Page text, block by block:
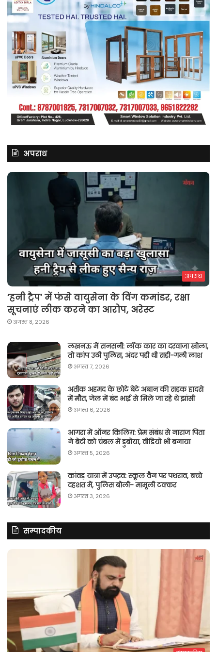
अपराध
अपराध
‘हनी ट्रैप’ में फंसे वायुसेना के विंग कमांडर, रक्षा
सूचनाएं लीक करने का आरोप, अरेस्ट
अगस्त 8, 2026
लखनऊ में सनसनी: लॉक कार का दरवाजा खोला,
तो कांप उठी पुलिस, अंदर पड़ी थी सड़ी-गली लाश
अगस्त 7, 2026
अतीक अहमद के छोटे बेटे अबान की सड़क हादसे
में मौत, जेल में बंद भाई से मिले जा रहे थे झांसी
अगस्त 6, 2026
आगरा में ऑनर किलिग़: प्रेम संबंध से नाराज पिता
ने बेटी को चंबल में डुबोया, वीडियो भी बनाया
अगस्त 5, 2026
कांवड़ यात्रा में उपद्रव: स्कूल वैन पर पथराव, बच्चे
दहशत में, पुलिस बोली- मामूली टक्कर
अगस्त 3, 2026
सम्पादकीय